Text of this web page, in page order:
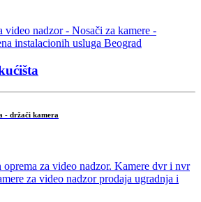
- držači kamera